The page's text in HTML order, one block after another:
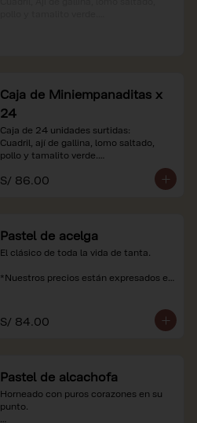
Caja de Miniempanaditas x
24
Caja de 24 unidades surtidas:
Cuadril, ají de gallina, lomo saltado,
pollo y tamalito verde.
*Nuestros precios están expresados en
S/ 86.00
Pastel de acelga
El clásico de toda la vida de tanta.
*Nuestros precios están expresados en
S/ 84.00
Pastel de alcachofa
Horneado con puros corazones en su
punto.